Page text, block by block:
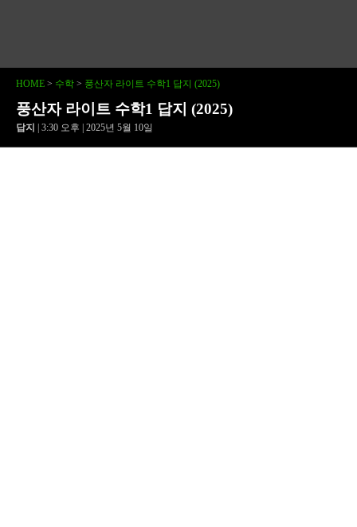
HOME > 수학 > 풍산자 라이트 수학1 답지 (2025)
풍산자 라이트 수학1 답지 (2025)
답지 | 3:30 오후 | 2025년 5월 10일